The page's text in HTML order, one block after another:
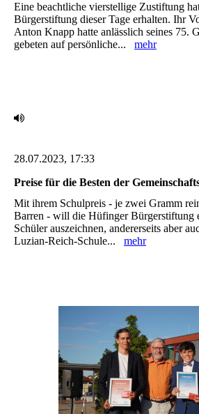
Eine beachtliche vierstellige Zustiftung
Bürgerstiftung dieser Tage erhalten. Ihr
Anton Knapp hatte anlässlich seines 75.
gebeten auf ‎persönliche... mehr
28.07.2023, 17:33
Preise für die Besten der
Mit ihrem Schulpreis - je zwei Gramm
Barren - will die Hüfinger ‎Bürgerstiftung
Schüler auszeichnen, andererseits aber
‎Luzian-Reich-Schule... mehr